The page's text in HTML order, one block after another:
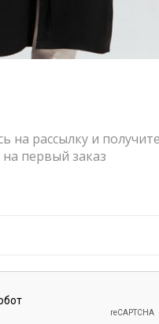
на рассылку и получите
на первый заказ